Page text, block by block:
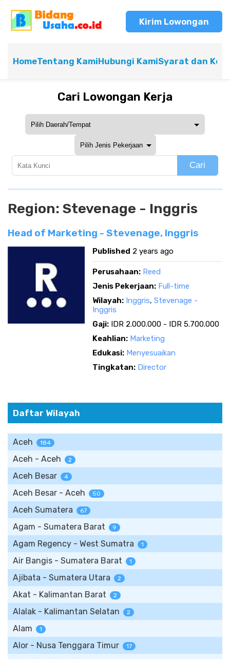
Kirim Lowongan
HomeTentang KamiHubungi KamiSyarat dan
Cari Lowongan Kerja
Cari
Region: Stevenage - Inggris
Head of Marketing - Stevenage, Inggris
Published 2 years ago
Perusahaan: Reed
Jenis Pekerjaan: Full-time
Wilayah: Inggris, Stevenage -
Inggris
Gaji: IDR 2.000.000 - IDR 5.700.000
Keahlian: Marketing
Edukasi: Menyesuaikan
Tingkatan: Director
Daftar Wilayah
Aceh 184
Aceh - Aceh 2
Aceh Besar 4
Aceh Besar - Aceh 50
Aceh Sumatera 67
Agam - Sumatera Barat 9
Agam Regency - West Sumatra 1
Air Bangis - Sumatera Barat 1
Ajibata - Sumatera Utara 2
Akat - Kalimantan Barat 2
Alalak - Kalimantan Selatan 2
Alam 1
Alor - Nusa Tenggara Timur 17